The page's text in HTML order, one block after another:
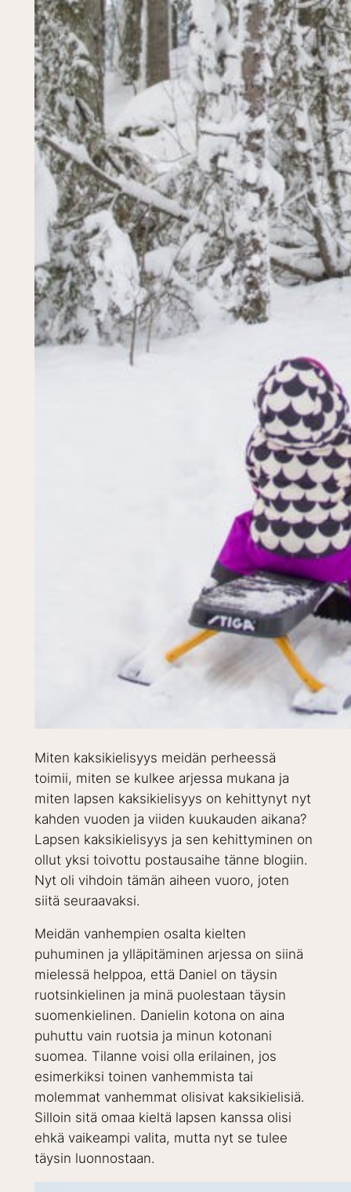
Miten kaksikielisyys meidän perheessä
toimii, miten se kulkee arjessa mukana ja
miten lapsen kaksikielisyys on kehittynyt nyt
kahden vuoden ja viiden kuukauden aikana?
Lapsen kaksikielisyys ja sen kehittyminen on
ollut yksi toivottu postausaihe tänne blogiin.
Nyt oli vihdoin tämän aiheen vuoro, joten
siitä seuraavaksi.
Meidän vanhempien osalta kielten
puhuminen ja ylläpitäminen arjessa on siinä
mielessä helppoa, että Daniel on täysin
ruotsinkielinen ja minä puolestaan täysin
suomenkielinen. Danielin kotona on aina
puhuttu vain ruotsia ja minun kotonani
suomea. Tilanne voisi olla erilainen, jos
esimerkiksi toinen vanhemmista tai
molemmat vanhemmat olisivat kaksikielisiä.
Silloin sitä omaa kieltä lapsen kanssa olisi
ehkä vaikeampi valita, mutta nyt se tulee
täysin luonnostaan.